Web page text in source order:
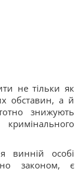
не тільки як
обставин, а й
знижують
винній особі
законом, є